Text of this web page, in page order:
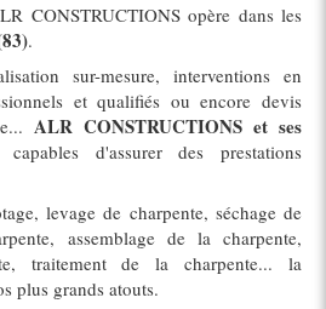
CONSTRUCTIONS opère dans les
.
sur-mesure, interventions en
et qualifiés ou encore devis
ALR CONSTRUCTIONS et ses
d'assurer des prestations
levage de charpente, séchage de
assemblage de la charpente,
traitement de la charpente... la
plus grands atouts.